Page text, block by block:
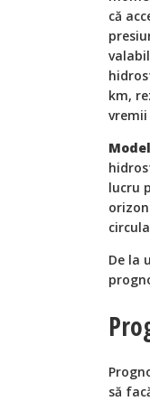
că
km,
lucru
De la
să